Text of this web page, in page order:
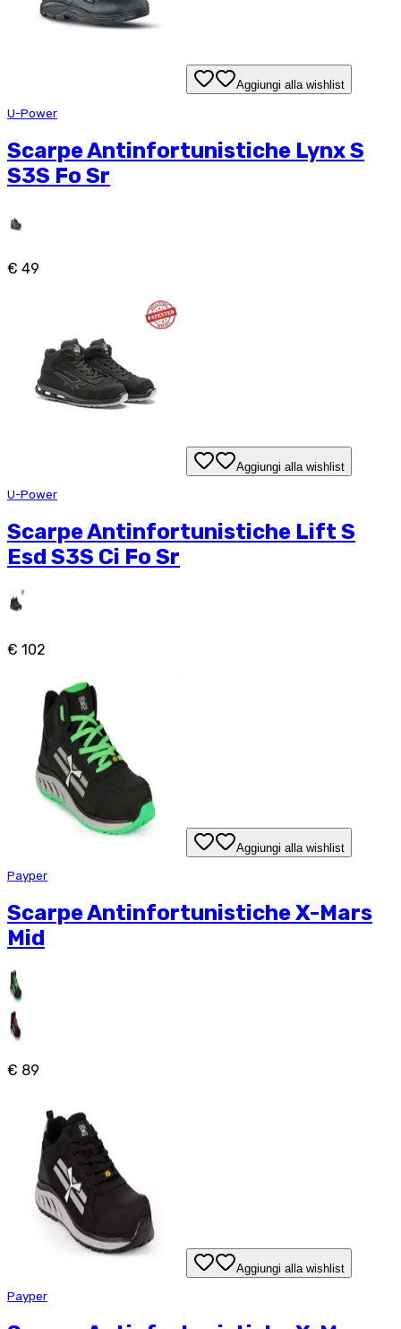
Aggiungi alla wishlist
U-Power
Scarpe Antinfortunistiche Lynx S
S3S Fo Sr
€ 49
Aggiungi alla wishlist
U-Power
Scarpe Antinfortunistiche Lift S
Esd S3S Ci Fo Sr
€ 102
Aggiungi alla wishlist
Payper
Scarpe Antinfortunistiche X-Mars
Mid
€ 89
Aggiungi alla wishlist
Payper